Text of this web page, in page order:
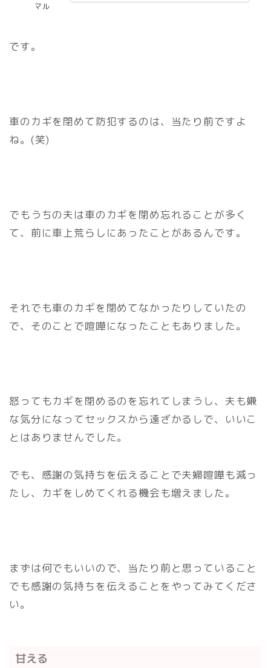
マル
です。
車のカギを閉めて防犯するのは、当たり前ですよ
ね。(笑)
でもうちの夫は車のカギを閉め忘れることが多く
て、前に車上荒らしにあったことがあるんです。
それでも車のカギを閉めてなかったりしていたの
で、そのことで喧嘩になったこともありました。
怒ってもカギを閉めるのを忘れてしまうし、夫も嫌
な気分になってセックスから遠ざかるしで、いいこ
とはありませんでした。
でも、感謝の気持ちを伝えることで夫婦喧嘩も減っ
たし、カギをしめてくれる機会も増えました。
まずは何でもいいので、当たり前と思っていること
でも感謝の気持ちを伝えることをやってみてくださ
い。
甘える